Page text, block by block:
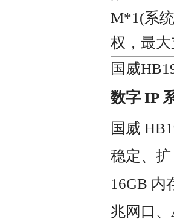
M*1 (系
权，最大
国威
数字 IP
国威
稳定、扩
16GB 内
兆网口